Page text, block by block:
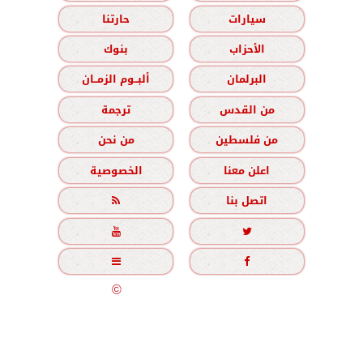
سيارات
حارتنا
الأحزاب
بنوك
البرلمان
ألبــوم الزمــان
من القدس
ترجمة
من فلسطين
من نحن
اعلن معنا
الخصوصية
اتصل بنا





جميع الحقوق محفوظة©